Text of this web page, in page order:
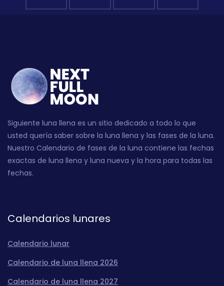
Siguiente luna llena es un sitio dedicado a todo lo que
usted quería saber sobre la luna llena y las fases de la luna.
Nuestro Calendario de fases de la luna contiene las fechas
exactas de luna llena y luna nueva y la hora para todas las
fechas.
Calendarios lunares
Calendario lunar
Calendario de luna llena 2026
Calendario de luna llena 2027